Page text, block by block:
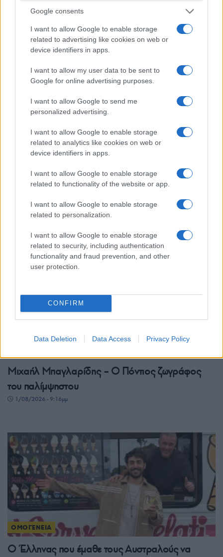
Google consents
I want to allow Google to enable storage
related to advertising like cookies on web or
device identifiers in apps.
I want to allow my user data to be sent to
Google for online advertising purposes.
I want to allow Google to send me
personalized advertising.
I want to allow Google to enable storage
related to analytics like cookies on web or
device identifiers in apps.
I want to allow Google to enable storage
related to functionality of the website or app.
I want to allow Google to enable storage
related to personalization.
I want to allow Google to enable storage
related to security, including authentication
functionality and fraud prevention, and other
user protection.
CONFIRM
Data Deletion Data Access Privacy Policy
Η ζωή, οι μνήμες και τα «φυλαχτά» μιας
ολόκληρης γενιάς
2/08/2026 - 10:01πμ
ΟΜΟΓΕΝΕΙΑ
ελληνικής διασποράς στη Μελβούρνη
Μιχαήλ Μπαγλαρίδης – Ο Πόντιος ζωγράφος
του παλίμψηστου
1/08/2026 - 9:16μμ
ΟΜΟΓΕΝΕΙΑ
Ο Έλληνας που έμαθε τους Αυστραλούς να